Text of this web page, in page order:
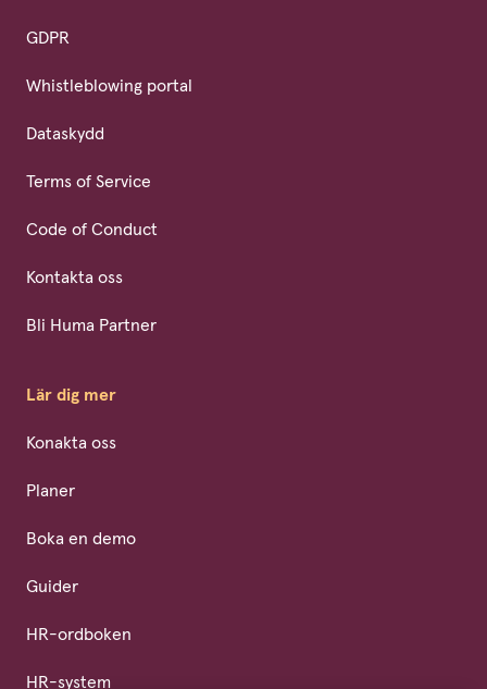
GDPR
Whistleblowing portal
Dataskydd
Terms of Service
Code of Conduct
Kontakta oss
Bli Huma Partner
Lär dig mer
Konakta oss
Planer
Boka en demo
Guider
HR-ordboken
HR-system